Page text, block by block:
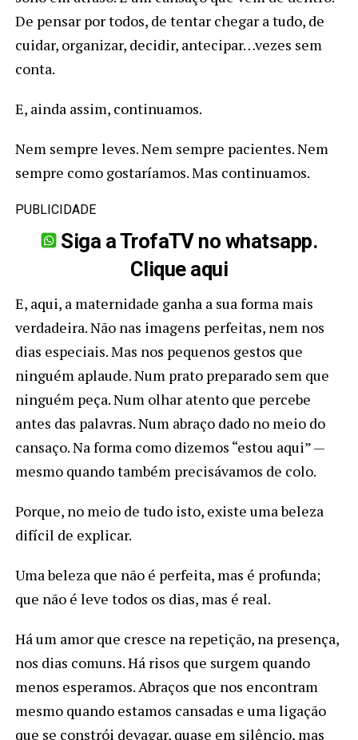
De pensar por todos, de tentar chegar a tudo, de
cuidar, organizar, decidir, antecipar…vezes sem
conta.
E, ainda assim, continuamos.
Nem sempre leves. Nem sempre pacientes. Nem
sempre como gostaríamos. Mas continuamos.
PUBLICIDADE
Siga a TrofaTV no whatsapp.
Clique aqui
E, aqui, a maternidade ganha a sua forma mais
verdadeira. Não nas imagens perfeitas, nem nos
dias especiais. Mas nos pequenos gestos que
ninguém aplaude. Num prato preparado sem que
ninguém peça. Num olhar atento que percebe
antes das palavras. Num abraço dado no meio do
cansaço. Na forma como dizemos “estou aqui” —
mesmo quando também precisávamos de colo.
Porque, no meio de tudo isto, existe uma beleza
difícil de explicar.
Uma beleza que não é perfeita, mas é profunda;
que não é leve todos os dias, mas é real.
Há um amor que cresce na repetição, na presença,
nos dias comuns. Há risos que surgem quando
menos esperamos. Abraços que nos encontram
mesmo quando estamos cansadas e uma ligação
que se constrói devagar, quase em silêncio, mas